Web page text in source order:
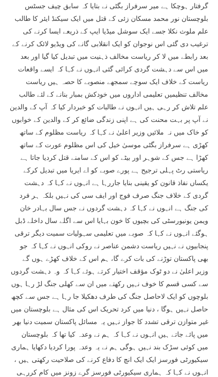
گرفتار ہوچکا ہے میر سرفراز بگٹی نے بتایا کہ سابق چیف جسٹس
بلوچستان نور محمد مسکان زئی کے قتل میں ایک سیکنڈ ایئر کا طالب
علم ملوث نکلا جسے ایک سوشل میڈیا ایپ کے ذریعے ایسا کرنے کی
ترغیب دی گئی اس نوجوان کو ایک انقلابی گانے کی ویڈیو لائک کرنے کے
بعد رابطے میں لا کر ریاست مخالف ذہنیت میں تبدیل کیا گیا اور بعد
میں اس سے دہشت گردی کرائی گئی انہوں نے کہا کہ ایسے واقعات
ریاست کے خلاف ایک سوچے سمجھے منصوبے کا حصہ ہیں ریاست
مخالف تنظیمیں تعلیمی اداروں میں خودکش بمبار بنانے کے لئے طالب
علم تلاش کر رہی ہیں انہوں نے طالبات کو خبردار کیا کہ آپ کے والدین
نے آپ پر بہت محنت کی ہے اپنی زندگی ضائع کر کے والدین کے خوابوں
کو خاک میں نہ ملائیں وزیر اعلیٰ نے کہا کہ ریاست مظلوم کے ساتھ
کھڑی ہے سرفراز بگٹی موسیٰ خیل کی اس مظلوم عورت کے ساتھ
کھڑا ہے جس کے شوہر اور بیٹے کو اس کے سامنے قتل کردیا جاتا ہے
ریاستی رٹ پہلی ترجیح ہے پورے صوبے کو اے ایریا میں تبدیل کرکے
یکساں نفاذ قانون کو یقینی بنایا جاررہا ہے انہوں نے کہا کہ دہشت
گردی کے خلاف جنگ صرف فوج اور ایف سی کی نہیں بلکہ ہر فرد
کی جنگ ہے انہوں نے کہا کہ دہشت گردوں نے جس سال بہادر خان
ویمن یونیورسٹی کی بچیوں کا خون بہایا اس سے اگلے سال داخلے ڈبل
ہوگئے انہوں نے کہا کہ صوبے میں تعلیمی سہولیات سمیت دیگر ترقی
پنجابیوں نے نہیں ریاست دشمن عناصر نے روکی انہوں نے کہا کہ جو
بھی پاکستان توڑنے کی بات کرے گا، ہم اس کے خلاف کھڑے ہوں گے
وزیر اعلیٰ نے دو ٹوک مؤقف اختیار کرتے ہوئے کہا کہ وہ دہشت گردوں
سے کسی قسم کا خوف نہیں رکھتے میں ان سے کھلی جنگ لڑ رہا ہوں
بلوچوں کو ایک لاحاصل جنگ کی طرف دھکیلا جا رہا ہے جس سے کچھ
حاصل نہیں ہوگا ، دنیا میں کرد تحریک اس کی مثال ہے بلوچستان میں
غیر متوازن ترقی تشدد کا جواز نہیں یہ مسائل پاکستان سمیت دنیا بھر
میں پائے جاتے ہیں انہوں نے کہا کہ ہم نے وعدہ کیا تھا کہ بلوچستان
میں کوئی سڑک بند نہیں ہوگی ہم نے یہ وعدہ پورا کردیا دکھایا ہماری
سیکیورٹی فورسز ایک ایک انچ کا دفاع کرنے کی صلاحیت رکھتی ہیں ،
انہوں نے کہا کہ ہماری سیکیورٹی فورسز گرے زونز میں کام کررہی